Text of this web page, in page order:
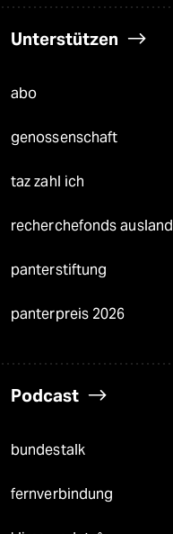
Unterstützen
abo
genossenschaft
taz zahl ich
recherchefonds ausland
panterstiftung
panterpreis 2026
Podcast
bundestalk
fernverbindung